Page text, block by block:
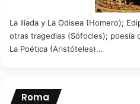
La Ilíada y La Odisea (Homero);
otras tragedias (Sófocles); poesía
La Poética (Aristóteles)...
Roma